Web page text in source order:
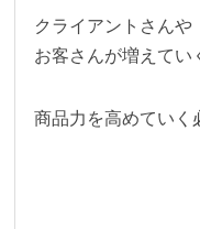
クライアントさんや
お客さんが増えてい
商品力を高めていく